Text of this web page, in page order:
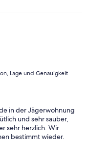
Lage und Genauigkeit
in der Jägerwohnung
und sehr sauber,
sehr herzlich. Wir
bestimmt wieder.